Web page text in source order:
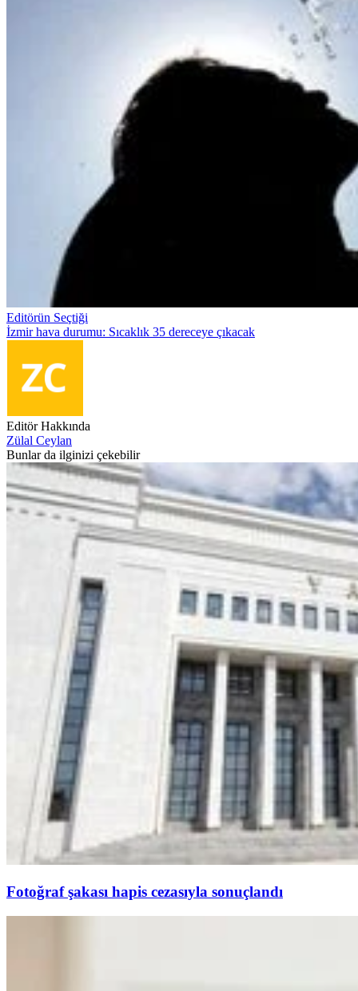
Editörün Seçtiği
İzmir hava durumu: Sıcaklık 35 dereceye çıkacak
Editör Hakkında
Zülal Ceylan
Bunlar da ilginizi çekebilir
Fotoğraf şakası hapis cezasıyla sonuçlandı